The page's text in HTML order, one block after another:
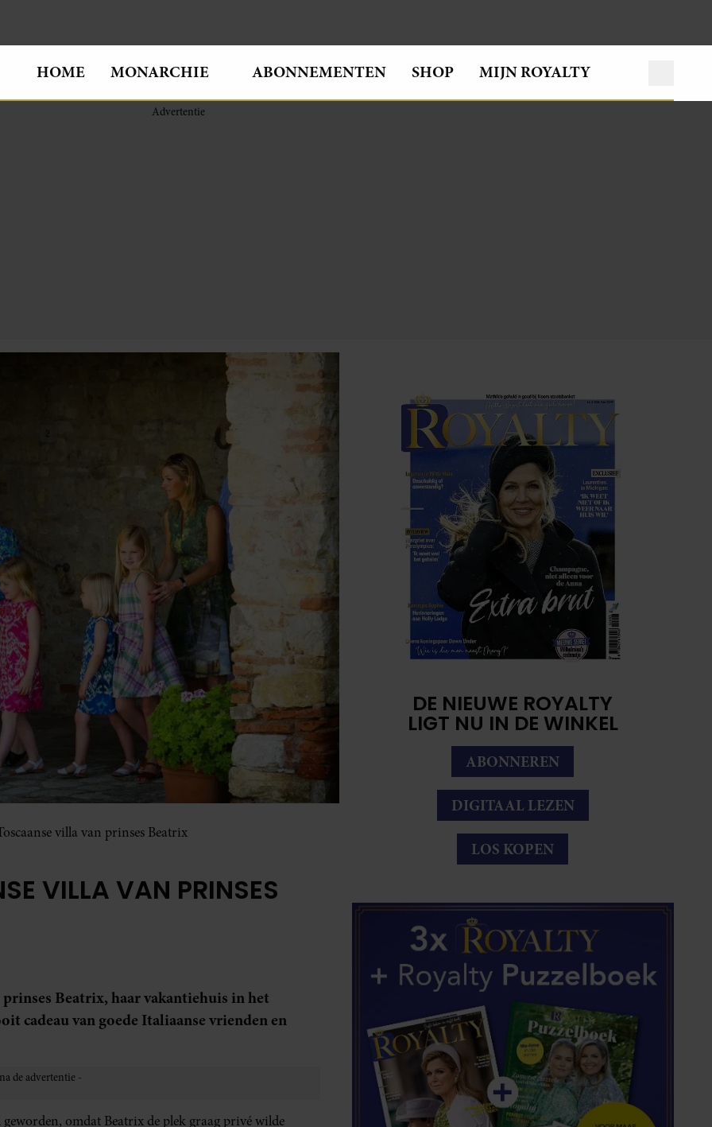
HOME MONARCHIE ABONNEMENTEN SHOP MIJN ROYALTY
villa van prinses Beatrix
VILLA VAN PRINSES
Beatrix, haar vakantiehuis in het
cadeau van goede Italiaanse vrienden en
omdat Beatrix de plek graag privé wilde
DE NIEUWE ROYALTY
LIGT NU IN DE WINKEL
ABONNEREN
DIGITAAL LEZEN
LOS KOPEN